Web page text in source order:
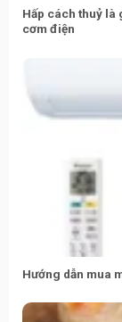
Hấp cách thuỷ là
cơm điện
Hướng dẫn mua